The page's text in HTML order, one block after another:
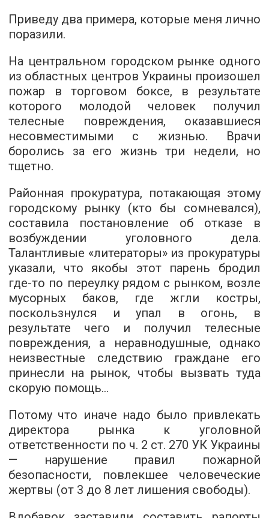
Приведу два примера, которые меня лично
поразили.
На центральном городском рынке одного
из областных центров Украины произошел
пожар в торговом боксе, в результате
которого молодой человек получил
телесные повреждения, оказавшиеся
несовместимыми с жизнью. Врачи
боролись за его жизнь три недели, но
тщетно.
Районная прокуратура, потакающая этому
городскому рынку (кто бы сомневался),
составила постановление об отказе в
возбуждении уголовного дела.
Талантливые «литераторы» из прокуратуры
указали, что якобы этот парень бродил
где-то по переулку рядом с рынком, возле
мусорных баков, где жгли костры,
поскользнулся и упал в огонь, в
результате чего и получил телесные
повреждения, а неравнодушные, однако
неизвестные следствию граждане его
принесли на рынок, чтобы вызвать туда
скорую помощь...
Потому что иначе надо было привлекать
директора рынка к уголовной
ответственности по ч. 2 ст. 270 УК Украины
— нарушение правил пожарной
безопасности, повлекшее человеческие
жертвы (от 3 до 8 лет лишения свободы).